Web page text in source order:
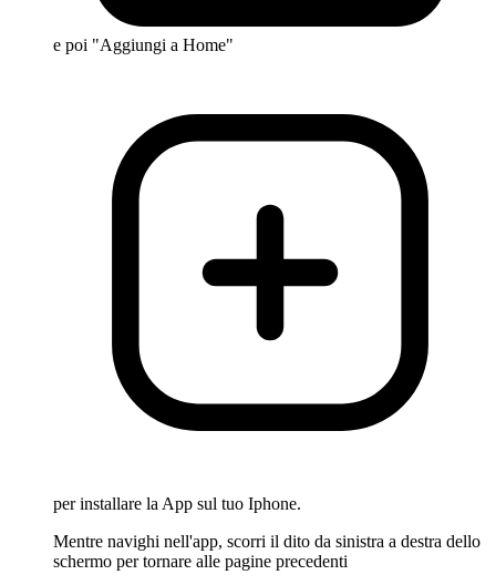
e poi "Aggiungi a Home"
per installare la App sul tuo Iphone.
Mentre navighi nell'app, scorri il dito da sinistra a destra dello
schermo per tornare alle pagine precedenti